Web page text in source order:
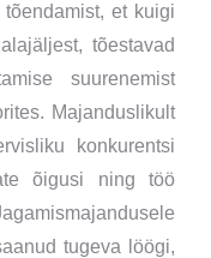
et kuigi
tõestavad
suurenemist
Majanduslikult
konkurentsi
õigusi ning töö
tugeva löögi,